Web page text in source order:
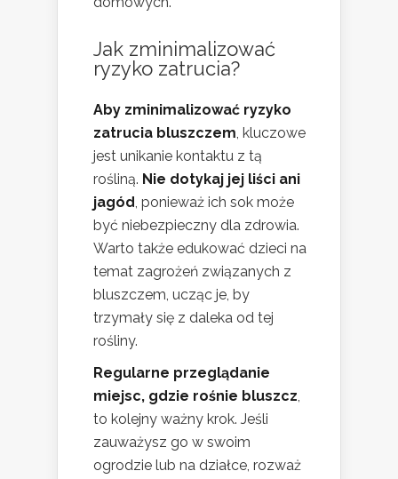
Jak zminimalizować
ryzyko zatrucia?
Aby zminimalizować ryzyko
zatrucia bluszczem, kluczowe
jest unikanie kontaktu z tą
rośliną. Nie dotykaj jej liści ani
jagód, ponieważ ich sok może
być niebezpieczny dla zdrowia.
Warto także edukować dzieci na
temat zagrożeń związanych z
bluszczem, ucząc je, by
trzymały się z daleka od tej
rośliny.
Regularne przeglądanie
miejsc, gdzie rośnie bluszcz,
to kolejny ważny krok. Jeśli
zauważysz go w swoim
ogrodzie lub na działce, rozważ